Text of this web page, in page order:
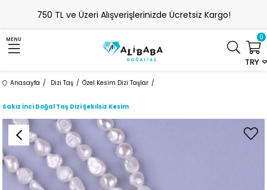
750 TL ve Üzeri Alışverişlerinizde Ücretsiz Kargo!
MENU
TRY
0
Anasayfa Dizi Taş Özel Kesim Dizi Taşlar
Sakız İnci Doğal Taş Dizi Şekilsiz Kesim